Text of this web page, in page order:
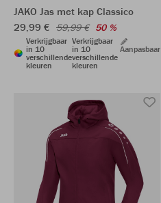
JAKO Jas met kap Classico
29,99 € 59,99 € 50 %
Verkrijgbaar
in 10
verschillende
kleuren
Verkrijgbaar
in 10
verschillende
kleuren
Aanpasbaar